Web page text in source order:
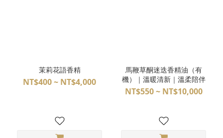
茉莉花語香精
NT$400 ~ NT$4,000
馬鞭草酮迷迭香精油（有
機）｜溫暖清新｜溫柔陪伴
NT$550 ~ NT$10,000